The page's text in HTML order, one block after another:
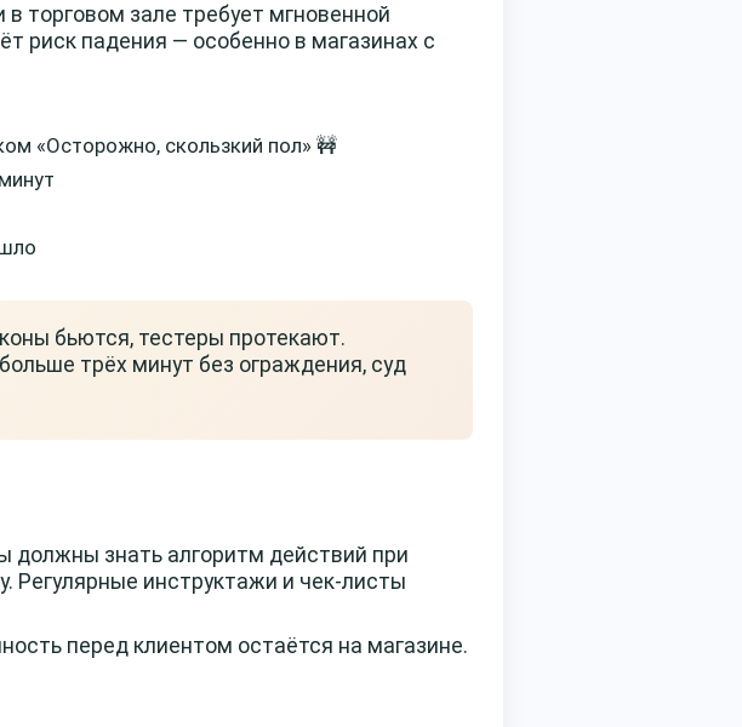
торговом зале требует мгновенной
риск падения — особенно в магазинах с
«Осторожно, скользкий пол» 🚧
бьются, тестеры протекают.
трёх минут без ограждения, суд
должны знать алгоритм действий при
Регулярные инструктажи и чек-листы
перед клиентом остаётся на магазине.